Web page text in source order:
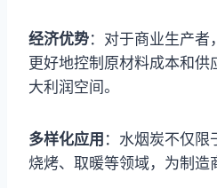
经济优势：对于商业生产者
更好地控制原材料成本和供
大利润空间。
多样化应用 ：水烟炭不仅限
烧烤、取暖等领域，为制造